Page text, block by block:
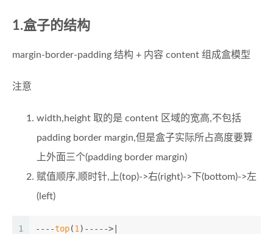
1.盒子的结构
margin-border-padding 结构 + 内容 content 组成盒模型
注意
width,height 取的是 content 区域的宽高,不包括
padding border margin,但是盒子实际所占高度要算
上外面三个(padding border margin)
赋值顺序,顺时针,上(top)->右(right)->下(bottom)->左
(left)
1
----top(1 )----->|